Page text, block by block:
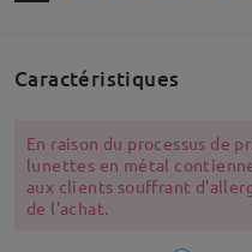
Caractéristiques
En raison du processus de
lunettes en métal
aux clients souffrant
de l'achat.